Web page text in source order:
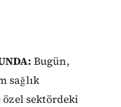
Bugün,
sağlık
sektördeki